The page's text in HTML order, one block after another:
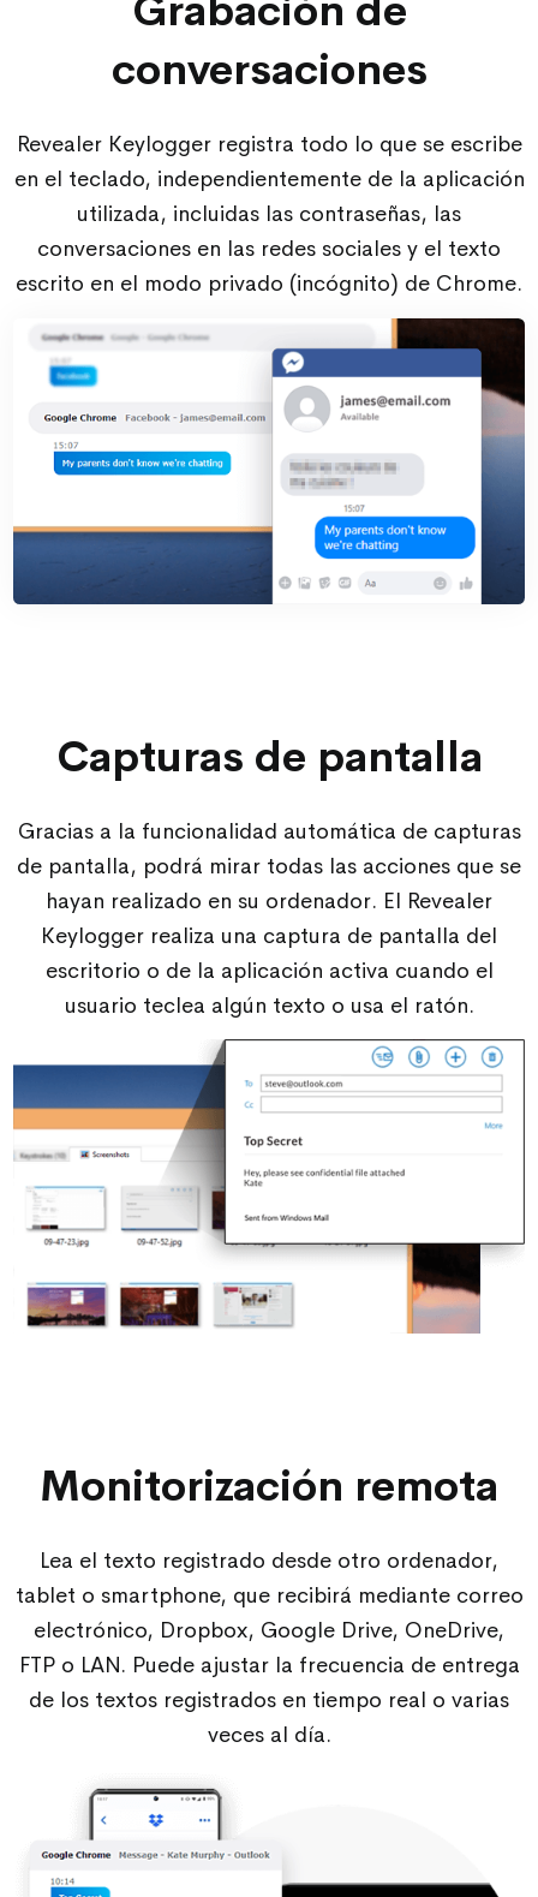
Grabación de
conversaciones
Revealer Keylogger registra todo lo que se escribe
en el teclado, independientemente de la aplicación
utilizada, incluidas las contraseñas, las
conversaciones en las redes sociales y el texto
escrito en el modo privado (incógnito) de Chrome.
Capturas de pantalla
Gracias a la funcionalidad automática de capturas
de pantalla, podrá mirar todas las acciones que se
hayan realizado en su ordenador. El Revealer
Keylogger realiza una captura de pantalla del
escritorio o de la aplicación activa cuando el
usuario teclea algún texto o usa el ratón.
Monitorización remota
Lea el texto registrado desde otro ordenador,
tablet o smartphone, que recibirá mediante correo
electrónico, Dropbox, Google Drive, OneDrive,
FTP o LAN. Puede ajustar la frecuencia de entrega
de los textos registrados en tiempo real o varias
veces al día.